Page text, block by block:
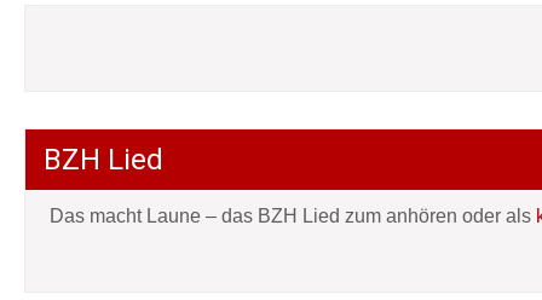
BZH Lied
Das macht Laune – das BZH Lied zum anhören oder als